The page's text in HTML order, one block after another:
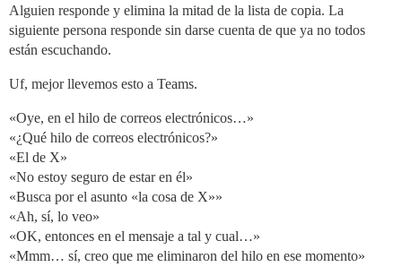
Alguien responde y elimina la mitad de la lista de copia. La
siguiente persona responde sin darse cuenta de que ya no todos
están escuchando.
Uf, mejor llevemos esto a Teams.
«Oye, en el hilo de correos electrónicos…»
«¿Qué hilo de correos electrónicos?»
«El de X»
«No estoy seguro de estar en él»
«Busca por el asunto «la cosa de X»»
«Ah, sí, lo veo»
«OK, entonces en el mensaje a tal y cual…»
«Mmm… sí, creo que me eliminaron del hilo en ese momento»